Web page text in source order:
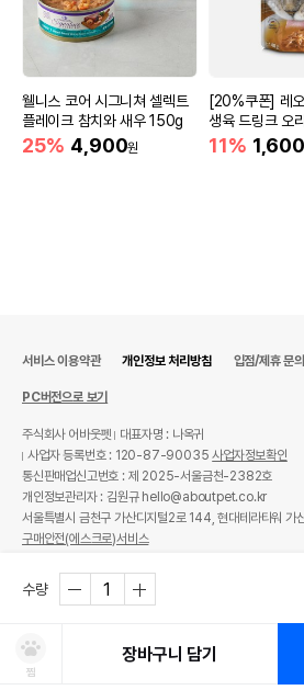
웰니스 코어 시그니쳐 셀렉트
플레이크 참치와 새우 150g
25% 4,900원
[20%쿠폰] 레
생육 드링크 오
11% 1,600
수량
찜
장바구니 담기
서비스 이용약관 개인정보 처리방침 입점/제휴 문의
PC버전으로 보기
주식회사 어바웃펫
대표자명 : 나옥귀
사업자 등록번호 : 120-87-90035사업자정보확인
통신판매업신고번호 : 제 2025-서울금천-2382호
개인정보관리자 : 김원규 hello@aboutpet.co.kr
서울특별시 금천구 가산디지털2로 144, 현대테라타워
구매안전(에스크로)서비스